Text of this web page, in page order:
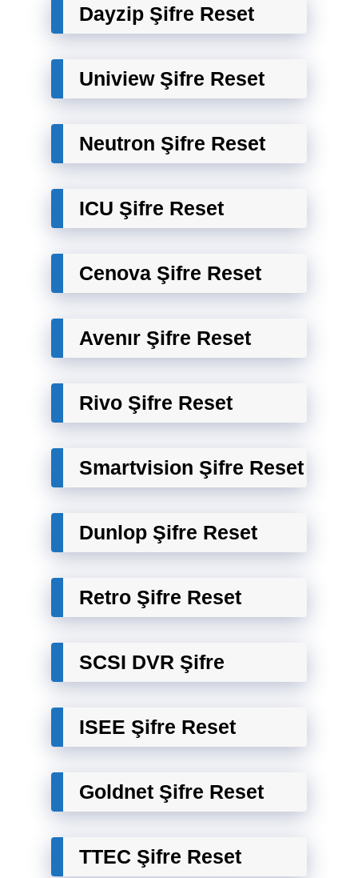
Dayzip Şifre Reset
Uniview Şifre Reset
Neutron Şifre Reset
ICU Şifre Reset
Cenova Şifre Reset
Avenır Şifre Reset
Rivo Şifre Reset
Smartvision Şifre Reset
Dunlop Şifre Reset
Retro Şifre Reset
SCSI DVR Şifre
ISEE Şifre Reset
Goldnet Şifre Reset
TTEC Şifre Reset